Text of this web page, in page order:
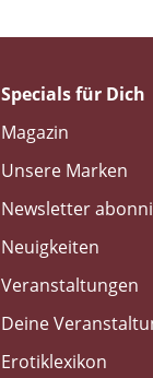
Specials für Dich
Magazin
Unsere Marken
Newsletter
Neuigkeiten
Veranstaltungen
Deine
Erotiklexikon